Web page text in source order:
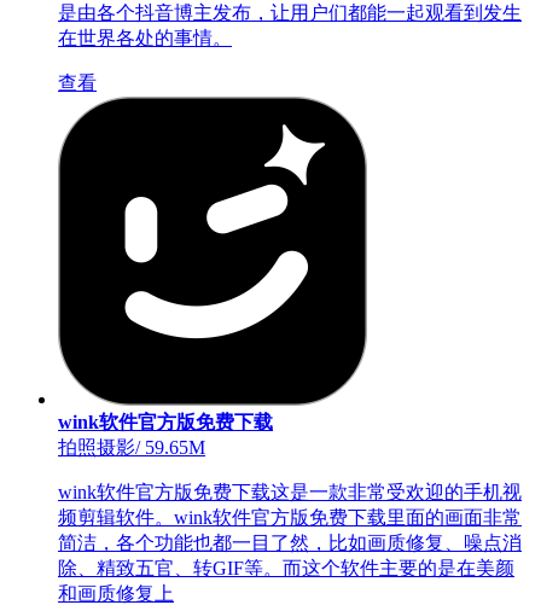
是由各个抖音博主发布，让用户们都能一起观看到发生
在世界各处的事情。
查看
wink软件官方版免费下载
拍照摄影/59.65M
wink软件官方版免费下载这是一款非常受欢迎的手机视
频剪辑软件。wink软件官方版免费下载里面的画面非常
简洁，各个功能也都一目了然，比如画质修复、噪点消
除、精致五官、转GIF等。而这个软件主要的是在美颜
和画质修复上